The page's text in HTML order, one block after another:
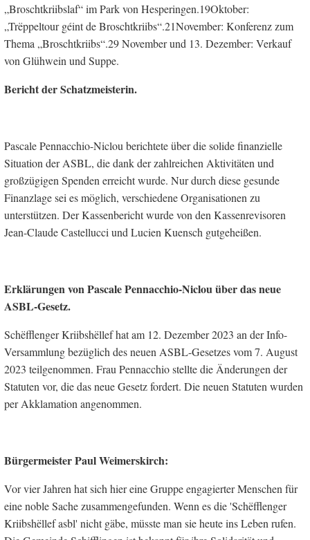
„Broschtkriibslaf“ im Park von Hesperingen.19Oktober:
„Trëppeltour géint de Broschtkriibs“.21November: Konferenz zum
Thema „Broschtkriibs“.29 November und 13. Dezember: Verkauf
von Glühwein und Suppe.
Bericht der Schatzmeisterin.
Pascale Pennacchio-Niclou berichtete über die solide finanzielle
Situation der ASBL, die dank der zahlreichen Aktivitäten und
großzügigen Spenden erreicht wurde. Nur durch diese gesunde
Finanzlage sei es möglich, verschiedene Organisationen zu
unterstützen. Der Kassenbericht wurde von den Kassenrevisoren
Jean-Claude Castellucci und Lucien Kuensch gutgeheißen.
Erklärungen von Pascale Pennacchio-Niclou über das neue
ASBL-Gesetz.
Schëfflenger Kriibshëllef hat am 12. Dezember 2023 an der Info-
Versammlung bezüglich des neuen ASBL-Gesetzes vom 7. August
2023 teilgenommen. Frau Pennacchio stellte die Änderungen der
Statuten vor, die das neue Gesetz fordert. Die neuen Statuten wurden
per Akklamation angenommen.
Bürgermeister Paul Weimerskirch:
Vor vier Jahren hat sich hier eine Gruppe engagierter Menschen für
eine noble Sache zusammengefunden. Wenn es die 'Schëfflenger
Kriibshëllef asbl' nicht gäbe, müsste man sie heute ins Leben rufen.